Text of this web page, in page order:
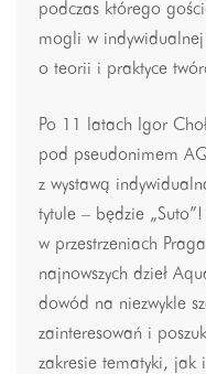
podczas którego
mogli w
o teorii i praktyce
Po 11 latach Igor
pod pseudonimem
z wystawą
tytule – będzie
w przestrzeniach
najnowszych dzieł
dowód na niezwykle
zainteresowań i
zakresie tematyki, jak